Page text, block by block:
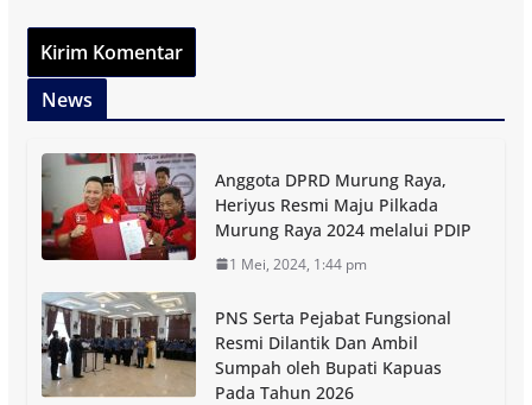
News
Anggota DPRD Murung Raya,
Heriyus Resmi Maju Pilkada
Murung Raya 2024 melalui PDIP
1 Mei, 2024, 1:44 pm
PNS Serta Pejabat Fungsional
Resmi Dilantik Dan Ambil
Sumpah oleh Bupati Kapuas
Pada Tahun 2026